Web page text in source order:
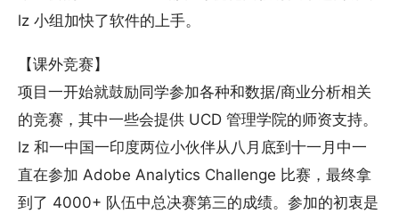
lz 小组加快了软件的上手。
【课外竞赛】
项目一开始就鼓励同学参加各种和数据/商业分析相关
的竞赛，其中一些会提供 UCD 管理学院的师资支持。
lz 和一中国一印度两位小伙伴从八月底到十一月中一
直在参加 Adobe Analytics Challenge 比赛，最终拿
到了 4000+ 队伍中总决赛第三的成绩。参加的初衷是